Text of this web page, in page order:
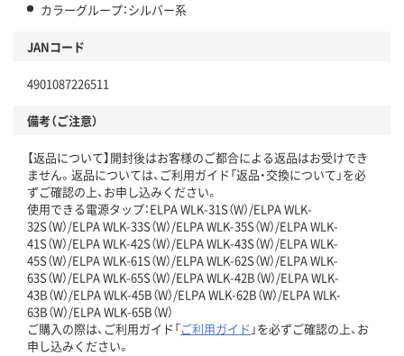
カラーグループ：シルバー系
JANコード
4901087226511
備考（ご注意）
【返品について】開封後はお客様のご都合による返品はお受けでき
ません。返品については、ご利用ガイド「返品・交換について」を必
ずご確認の上、お申し込みください。
使用できる電源タップ：ELPA WLK-31S（W）/ELPA WLK-
32S（W）/ELPA WLK-33S（W）/ELPA WLK-35S（W）/ELPA WLK-
41S（W）/ELPA WLK-42S（W）/ELPA WLK-43S（W）/ELPA WLK-
45S（W）/ELPA WLK-61S（W）/ELPA WLK-62S（W）/ELPA WLK-
63S（W）/ELPA WLK-65S（W）/ELPA WLK-42B（W）/ELPA WLK-
43B（W）/ELPA WLK-45B（W）/ELPA WLK-62B（W）/ELPA WLK-
63B（W）/ELPA WLK-65B（W）
ご購入の際は、ご利用ガイド「ご利用ガイド 」を必ずご確認の上、お
申し込みください。